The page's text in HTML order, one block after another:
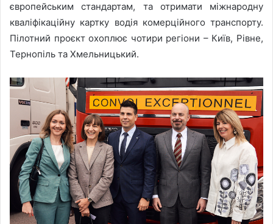
європейським стандартам, та отримати міжнародну
кваліфікаційну картку водія комерційного транспорту.
Пілотний проєкт охоплює чотири регіони – Київ, Рівне,
Тернопіль та Хмельницький.